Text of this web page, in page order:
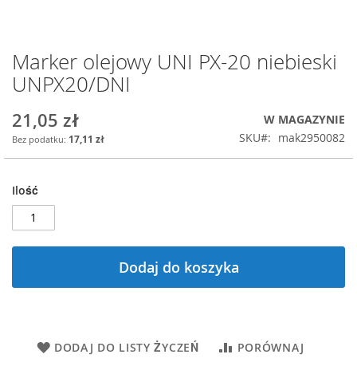
Przejdź
na
początek
Marker olejowy UNI PX-20 niebieski
UNPX20/DNI
21,05 zł
17,11 zł
W MAGAZYNIE
SKU
mak2950082
Ilość
Dodaj do koszyka
DODAJ DO LISTY ŻYCZEŃ PORÓWNAJ